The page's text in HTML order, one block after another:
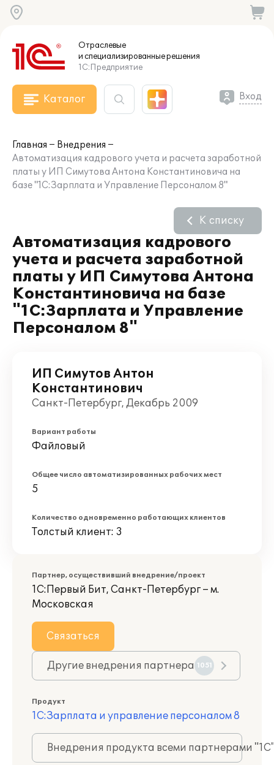
Отраслевые
и специализированныерешения
1С:Предприятие
Каталог Вход
Главная
Внедрения
Автоматизация кадрового учета и расчета заработной
платы у ИП Симутова Антона Константиновича на
базе "1С:Зарплата и Управление Персоналом 8"
Автоматизация кадрового
учета и расчета заработной
платы у ИП Симутова Антона
Константиновича на базе
"1С:Зарплата и Управление
Персоналом 8"
К списку
ИП Симутов Антон
Константинович
Санкт-Петербург, Декабрь 2009
Вариант работы
Файловый
Общее число автоматизированных рабочих мест
5
Количество одновременно работающих клиентов
Толстый клиент: 3
Партнер, осуществивший внедрение/проект
1С:Первый Бит, Санкт-Петербург – м.
Московская
Связаться
Другие внедрения партнера 1051
Продукт
1С:Зарплата и управление персоналом 8
Внедрения продукта всеми партнерами